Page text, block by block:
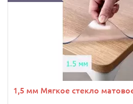
1,5 мм Мягкое стекло